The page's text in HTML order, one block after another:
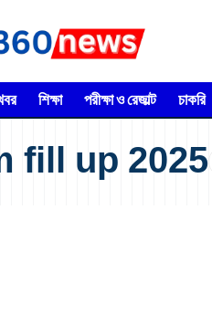
শিক্ষা পরীক্ষা ও রেজাল্ট চাকরি
fill up 2025